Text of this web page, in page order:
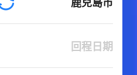
鹿兒島市
回程日期